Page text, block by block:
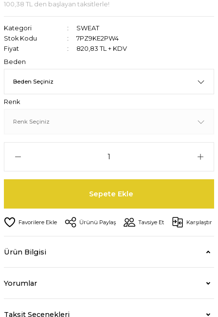
100,38 TL den başlayan taksitlerle!
Kategori
SWEAT
Stok Kodu
7PZ9KE2PW4
Fiyat
820,83 TL + KDV
Beden
Renk
Sepete Ekle
Ürünü Paylaş Tavsiye Et Karşılaştır
Ürün Bilgisi
Yorumlar
Taksit Seçenekleri